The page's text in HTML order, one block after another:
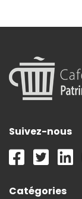
Suivez-nous
Catégories